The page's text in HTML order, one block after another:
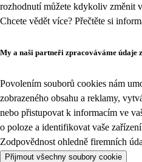
rozhodnutí můžete kdykoliv změnit v
Chcete vědět více? Přečtěte si
My a naši partneři zpracováváme údaje
Povolením souborů cookies nám
zobrazeného obsahu a reklamy,
nebo přistupovat k informacím ve
o poloze a identifikovat vaše
Zodpovědnost ohledně firemních
Přijmout všechny soubory cookie